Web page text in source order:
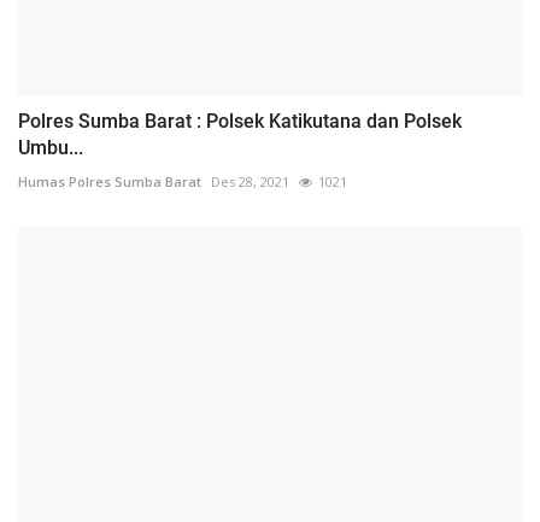
Polres Sumba Barat : Polsek Katikutana dan Polsek
Umbu...
Humas Polres Sumba Barat Des 28, 2021 1021